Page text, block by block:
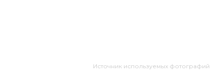
Источник используемых фотографий